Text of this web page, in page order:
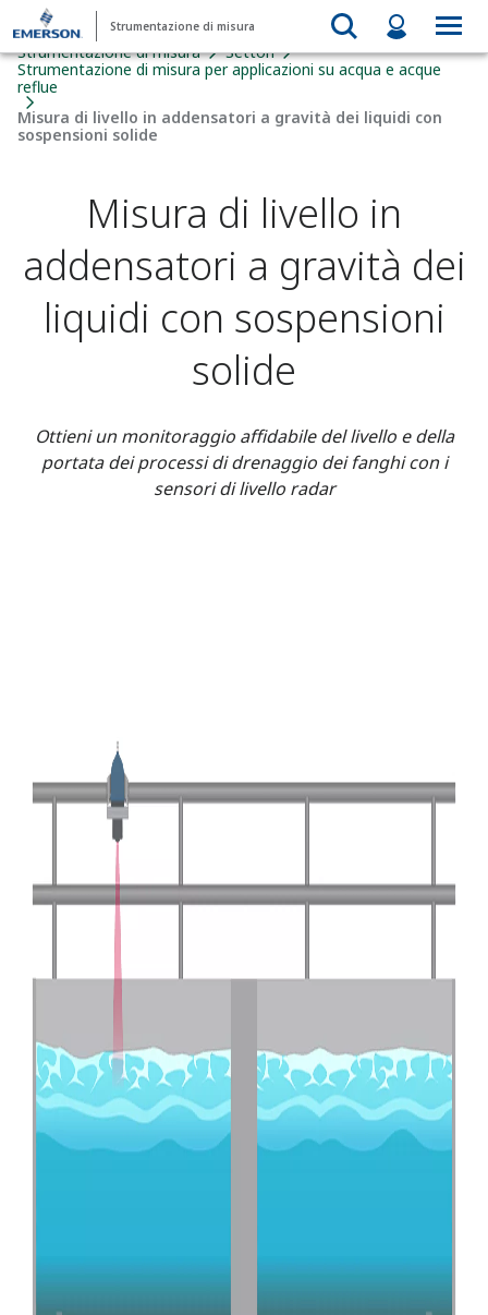
Strumentazione di misura
Strumentazione di misura
Settori
Strumentazione di misura per applicazioni su acqua e acque
reflue
Misura di livello in addensatori a gravità dei liquidi con
sospensioni solide
Misura di livello in
addensatori a gravità dei
liquidi con sospensioni
solide
Ottieni un monitoraggio affidabile del livello e della
portata dei processi di drenaggio dei fanghi con i
sensori di livello radar